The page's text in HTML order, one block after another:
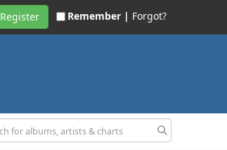
Register Remember | Forgot?